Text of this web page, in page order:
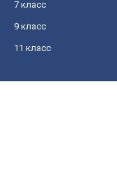
7 класс
9 класс
11 класс